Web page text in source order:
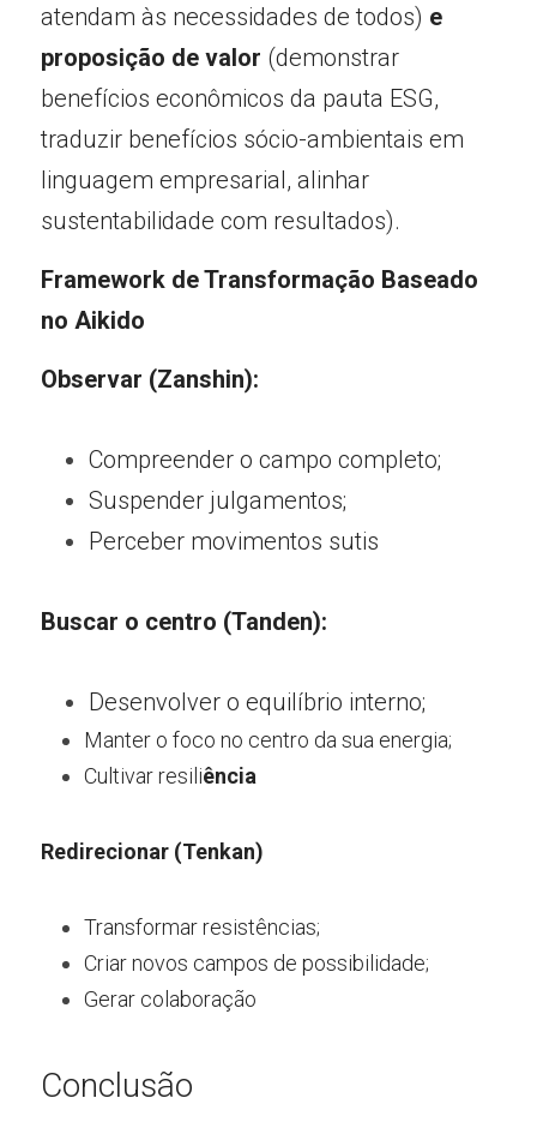
atendam às necessidades de todos) e
proposição de valor (demonstrar
benefícios econômicos da pauta ESG,
traduzir benefícios sócio-ambientais em
linguagem empresarial, alinhar
sustentabilidade com resultados).
Framework de Transformação Baseado
no Aikido
Observar (Zanshin):
Compreender o campo completo;
Suspender julgamentos;
Perceber movimentos sutis
Buscar o centro (Tanden):
Desenvolver o equilíbrio interno;
Manter o foco no centro da sua energia;
Cultivar resiliência
Redirecionar (Tenkan)
Transformar resistências;
Criar novos campos de possibilidade;
Gerar colaboração
Conclusão